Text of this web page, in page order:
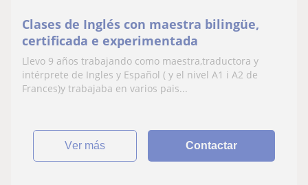
Clases de Inglés con maestra bilingüe,
certificada e experimentada
Llevo 9 años trabajando como maestra,traductora y
intérprete de Ingles y Español ( y el nivel A1 i A2 de
Frances)y trabajaba en varios pais...
ver más Contactar